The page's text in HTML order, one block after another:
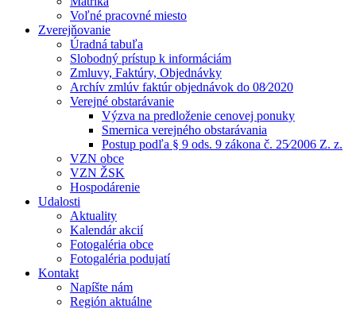
Voľné pracovné miesto
Zverejňovanie
Úradná tabuľa
Slobodný prístup k informáciám
Zmluvy, Faktúry, Objednávky
Archív zmlúv faktúr objednávok do 08⁄2020
Verejné obstarávanie
Výzva na predloženie cenovej ponuky
Smernica verejného obstarávania
Postup podľa § 9 ods. 9 zákona č. 25⁄2006 Z. z.
VZN obce
VZN ŽSK
Hospodárenie
Udalosti
Aktuality
Kalendár akcií
Fotogaléria obce
Fotogaléria podujatí
Kontakt
Napíšte nám
Región aktuálne